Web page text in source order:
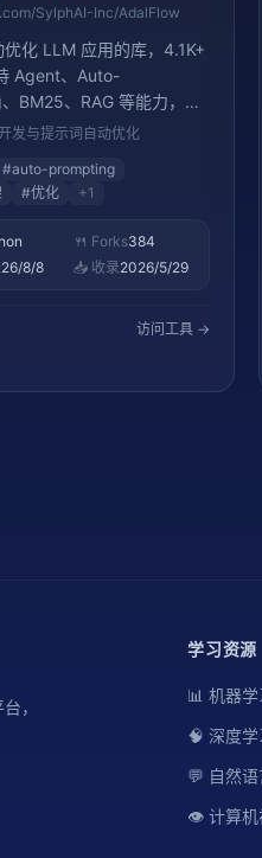
SylphAI-Inc/AdalFlow
化 LLM 应用的库，4.1K+
Agent、Auto-
BM25、RAG 等能力，是
提示词的新一代 LLM 框
发与提示词自动优化
#auto-prompting
#优化 +1
🍴 Forks384
8/8 📥 收录2026/5/29
访问工具 →
，
学习资源
📊 机器学
🧠 深度学
💬 自然
👁️ 计算机